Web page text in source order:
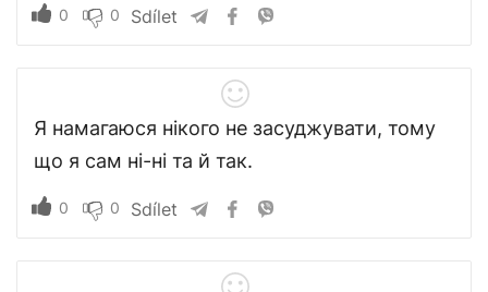
0 0 Sdílet
Я намагаюся нікого не засуджувати, тому
що я сам ні-ні та й так.
0 0 Sdílet